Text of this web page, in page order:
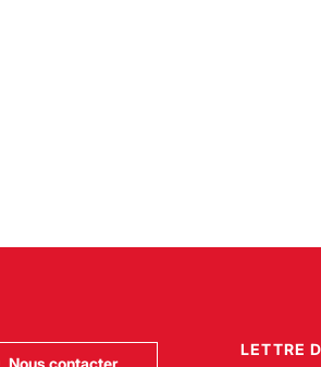
Nous contacter
LETTRE